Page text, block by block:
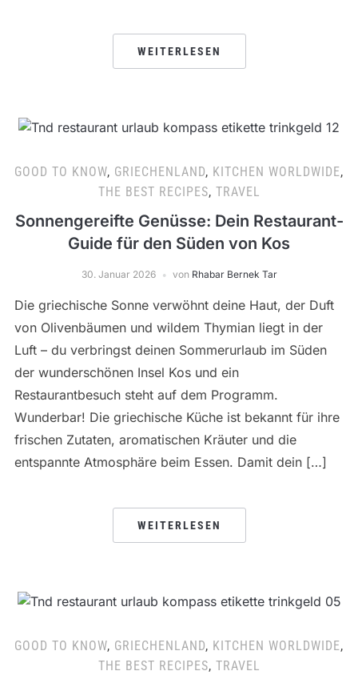
WEITERLESEN
GOOD TO KNOW, GRIECHENLAND, KITCHEN WORLDWIDE,
THE BEST RECIPES, TRAVEL
Sonnengereifte Genüsse: Dein Restaurant-
Guide für den Süden von Kos
30. Januar 2026 von Rhabar Bernek Tar
Die griechische Sonne verwöhnt deine Haut, der Duft
von Olivenbäumen und wildem Thymian liegt in der
Luft – du verbringst deinen Sommerurlaub im Süden
der wunderschönen Insel Kos und ein
Restaurantbesuch steht auf dem Programm.
Wunderbar! Die griechische Küche ist bekannt für ihre
frischen Zutaten, aromatischen Kräuter und die
entspannte Atmosphäre beim Essen. Damit dein […]
WEITERLESEN
GOOD TO KNOW, GRIECHENLAND, KITCHEN WORLDWIDE,
THE BEST RECIPES, TRAVEL